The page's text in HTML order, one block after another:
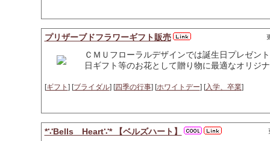
プリザーブドフラワーギフト販売
ＣＭＵフローラルデザインでは誕生日プレゼン
日ギフト等のお花として贈り物に最適なオリジ
[ギフト ] [ブライダル] [四季の行事] [ホワイトデー] [入学、卒業]
*∵Bells Heart∵* 【ベルズハート】